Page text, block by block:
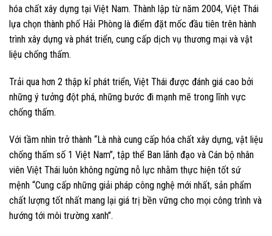
hóa chất xây dựng tại Việt Nam. Thành lập từ năm 2004, Việt Thái
lựa chọn thành phố Hải Phòng là điểm đặt mốc đầu tiên trên hành
trình xây dựng và phát triển, cung cấp dịch vụ thương mại và vật
liệu chống thấm.
Trải qua hơn 2 thập kỉ phát triển, Việt Thái được đánh giá cao bởi
những ý tưởng đột phá, những bước đi mạnh mẽ trong lĩnh vực
chống thấm.
Với tầm nhìn trở thành “Là nhà cung cấp hóa chất xây dựng, vật liệu
chống thấm số 1 Việt Nam”, tập thể Ban lãnh đạo và Cán bộ nhân
viên Việt Thái luôn không ngừng nỗ lực nhằm thực hiện tốt sứ
mệnh “Cung cấp những giải pháp công nghệ mới nhất, sản phẩm
chất lượng tốt nhất mang lại giá trị bền vững cho mọi công trình và
hướng tới môi trường xanh”.